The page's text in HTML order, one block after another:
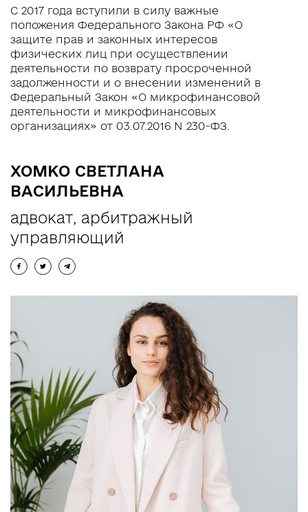
Заходи
Контакты
+38 048 784 88 88
UARUEN
С 2017 года вступили в силу важные
положения Федерального Закона РФ «О
защите прав и законных интересов
физических лиц при осуществлении
деятельности по возврату просроченной
задолженности и о внесении изменений в
Федеральный Закон «О микрофинансовой
деятельности и микрофинансовых
организациях» от 03.07.2016 N 230-ФЗ.
ХОМКО СВЕТЛАНА
ВАСИЛЬЕВНА
адвокат, арбитражный
управляющий